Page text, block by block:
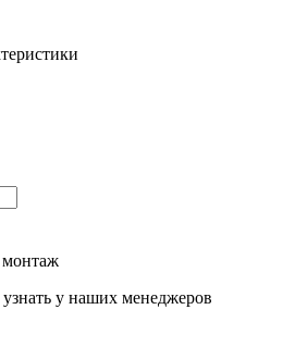
у наших менеджеров